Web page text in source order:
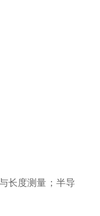
长度测量；半导